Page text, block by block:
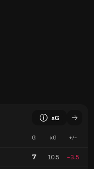
xG
G xG +/-
7 10.5 -3.5